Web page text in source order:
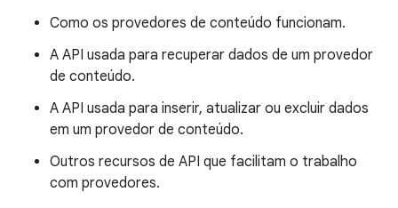
Como os provedores de conteúdo funcionam.
A API usada para recuperar dados de um provedor
de conteúdo.
A API usada para inserir, atualizar ou excluir dados
em um provedor de conteúdo.
Outros recursos de API que facilitam o trabalho
com provedores.